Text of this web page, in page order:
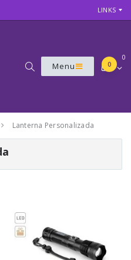
LINKS
Menu
0
0
Lanterna Personalizada